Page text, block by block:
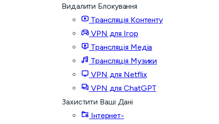
Видалити Блокування
Трансляція Контенту
VPN для Ігор
Трансляція Медіа
Трансляція Музики
VPN для Netflix
VPN для ChatGPT
Захистити Ваші Дані
Інтернет-